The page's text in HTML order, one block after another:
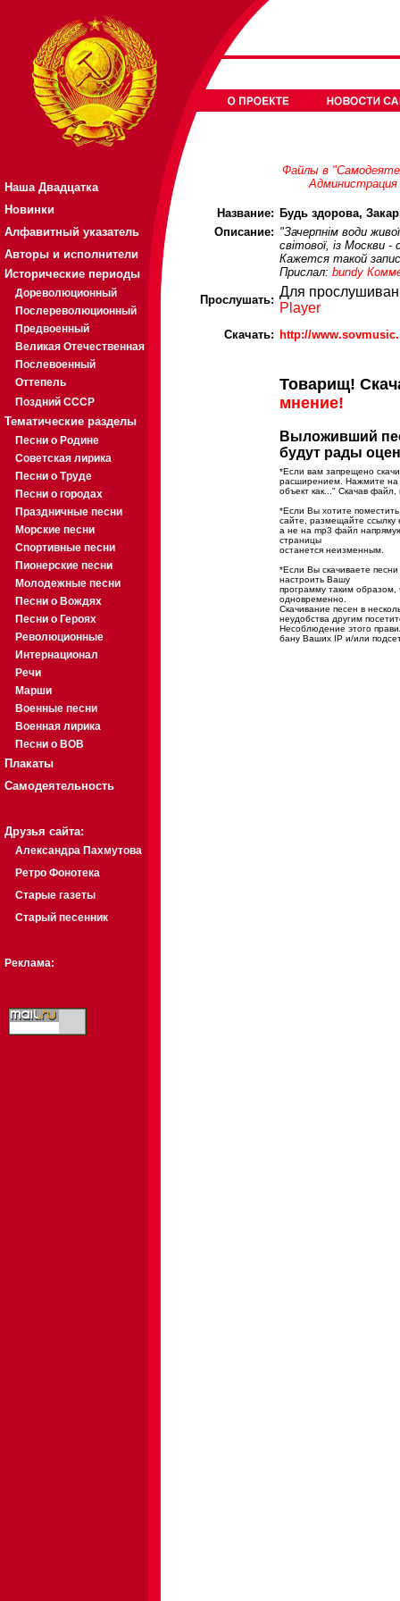
Наша Двадцатка
Новинки
Алфавитный указатель
Авторы и исполнители
Исторические периоды
Дореволюционный
Послереволюционный
Предвоенный
Великая Отечественная
Послевоенный
Оттепель
Поздний СССР
Тематические разделы
Песни о Родине
Советская лирика
Песни о Труде
Песни о городах
Праздничные песни
Морские песни
Спортивные песни
Пионерские песни
Молодежные песни
Песни о Вождях
Песни о Героях
Революционные
Интернационал
Речи
Марши
Военные песни
Военная лирика
Песни о ВОВ
Плакаты
Самодеятельность
Друзья сайта:
Александра Пахмутова
Ретро Фонотека
Старые газеты
Старый песенник
Реклама:
Файлы в
Название: Будь здорова,
Описание: "Зачерпнім води
світової, із Москви
Кажется такой
Прислал: bundy
Прослушать:
Для
Player
Скачать: http://
Товарищ!
мнение!
Выложивший
будут рады
*Если вам запрещено
расширением. Нажмите на
объект как..." Скачав
*Если Вы хотите
сайте, размещайте ссылку
а не на mp3 файл
страницы
останется неизменным.
*Если Вы скачиваете
настроить Вашу
программу таким образом,
одновременно.
Скачивание песен в
неудобства другим
Несоблюдение этого
бану Ваших IP и/или